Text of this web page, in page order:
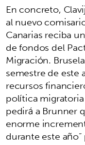
En concreto,
al nuevo
Canarias reciba
de fondos del
Migración.
semestre de este
recursos
política
pedirá a Brunner
enorme
durante este